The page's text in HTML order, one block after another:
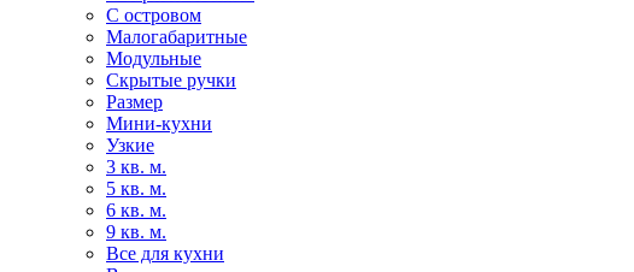
С островом
Малогабаритные
Модульные
Скрытые ручки
Размер
Мини-кухни
Узкие
3 кв. м.
5 кв. м.
6 кв. м.
9 кв. м.
Все для кухни